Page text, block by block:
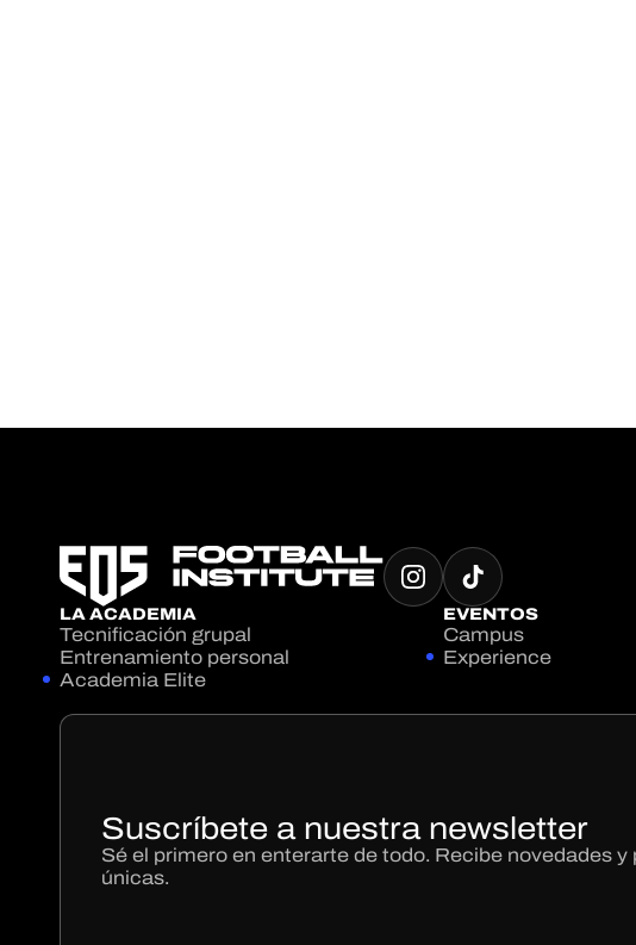
LA ACADEMIA
Tecnificación grupal
Entrenamiento personal
Academia Elite
EVENTOS
Campus
Experience
Suscríbete a nuestra newsletter
Sé el primero en enterarte de todo. Recibe novedades
únicas.